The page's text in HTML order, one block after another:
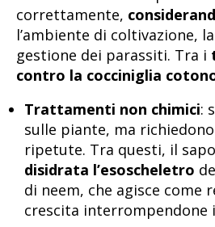
correttamente,
l’ambiente di coltivazione,
gestione dei parassiti. Tra i
contro la cocciniglia
Trattamenti non chimici:
sulle piante, ma
ripetute. Tra questi, il
disidrata l’esoscheletro
di neem, che agisce come
crescita interrompendone